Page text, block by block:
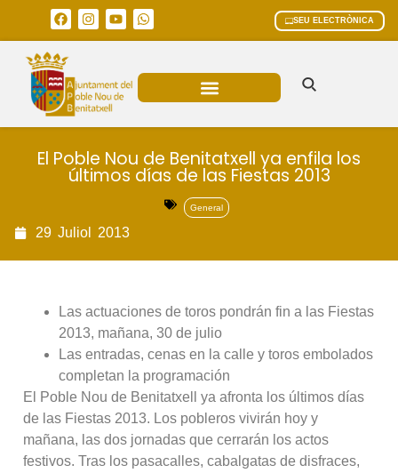
SEU ELECTRÒNICA
El Poble Nou de Benitatxell ya enfila los
últimos días de las Fiestas 2013
General
29 Juliol 2013
Las actuaciones de toros pondrán fin a las Fiestas
2013, mañana, 30 de julio
Las entradas, cenas en la calle y toros embolados
completan la programación
El Poble Nou de Benitatxell ya afronta los últimos días
de las Fiestas 2013. Los pobleros vivirán hoy y
mañana, las dos jornadas que cerrarán los actos
festivos. Tras los pasacalles, cabalgatas de disfraces,